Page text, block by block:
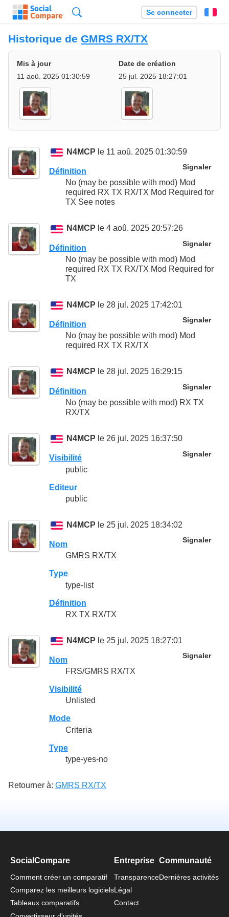
Se connecter
Historique de GMRS RX/TX
Mis à jour
11 aoû. 2025 01:30:59
Date de création
25 jul. 2025 18:27:01
N4MCP le 11 aoû. 2025 01:30:59
Signaler
Définition
No (may be possible with mod) Mod
required RX TX RX/TX Mod Required for
TX See notes
N4MCP le 4 aoû. 2025 20:57:26
Signaler
Définition
No (may be possible with mod) Mod
required RX TX RX/TX Mod Required for
TX
N4MCP le 28 jul. 2025 17:42:01
Signaler
Définition
No (may be possible with mod) Mod
required RX TX RX/TX
N4MCP le 28 jul. 2025 16:29:15
Signaler
Définition
No (may be possible with mod) RX TX
RX/TX
N4MCP le 26 jul. 2025 16:37:50
Signaler
Visibilité
public
Editeur
public
N4MCP le 25 jul. 2025 18:34:02
Signaler
Nom
GMRS RX/TX
Type
type-list
Définition
RX TX RX/TX
N4MCP le 25 jul. 2025 18:27:01
Signaler
Nom
FRS/GMRS RX/TX
Visibilité
Unlisted
Mode
Criteria
Type
type-yes-no
Retourner à: GMRS RX/TX
SocialCompare
Comment créer un comparatif
Comparez les meilleurs logiciels
Tableaux comparatifs
Entreprise
Transparence
Légal
Contact
Communauté
Dernières activités